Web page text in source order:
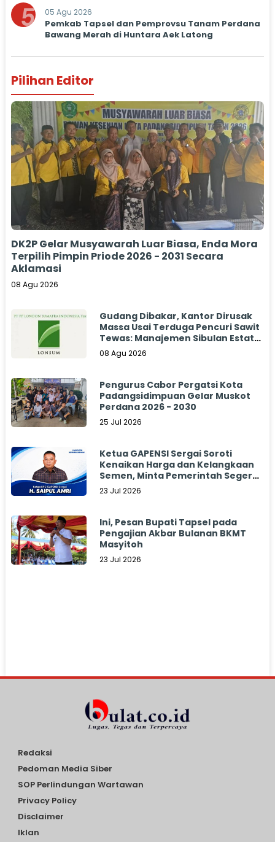
5 05 Agu 2026
Pemkab Tapsel dan Pemprovsu Tanam Perdana
Bawang Merah di Huntara Aek Latong
Pilihan Editor
DK2P Gelar Musyawarah Luar Biasa, Enda Mora
Terpilih Pimpin Priode 2026 - 2031 Secara
Aklamasi
08 Agu 2026
Gudang Dibakar, Kantor Dirusak
Massa Usai Terduga Pencuri Sawit
Tewas: Manajemen Sibulan Estate
Bungkam
08 Agu 2026
Pengurus Cabor Pergatsi Kota
Padangsidimpuan Gelar Muskot
Perdana 2026 - 2030
25 Jul 2026
Ketua GAPENSI Sergai Soroti
Kenaikan Harga dan Kelangkaan
Semen, Minta Pemerintah Segera
Bertindak
23 Jul 2026
Ini, Pesan Bupati Tapsel pada
Pengajian Akbar Bulanan BKMT
Masyitoh
23 Jul 2026
Redaksi
Pedoman Media Siber
SOP Perlindungan Wartawan
Privacy Policy
Disclaimer
Iklan